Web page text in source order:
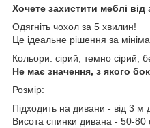
Хочете захистити меблі
Одягніть чохол за 5 хвилин!
Це ідеальне рішення за
Кольори: сірий, темно сірий,
Не має значення, з якого
Розмір:
Підходить на дивани - від 3 м
Висота спинки дивана - 50-80